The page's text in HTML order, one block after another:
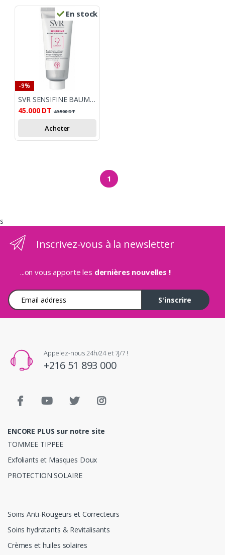
En stock
-9%
SVR SENSIFINE BAUME DEMAIQUILLANT 100G
45.000 DT 49.500DT
Acheter
1
s
Inscrivez-vous à la newsletter
...on vous apporte les dernières nouvelles !
Adresse e-mail
S'inscrire
Appelez-nous 24h/24 et 7j/7 !
+216 51 893 000
ENCORE PLUS sur notre site
TOMMEE TIPPEE
Exfoliants et Masques Doux
PROTECTION SOLAIRE
Soins Anti-Rougeurs et Correcteurs
Soins hydratants & Revitalisants
Crèmes et huiles solaires